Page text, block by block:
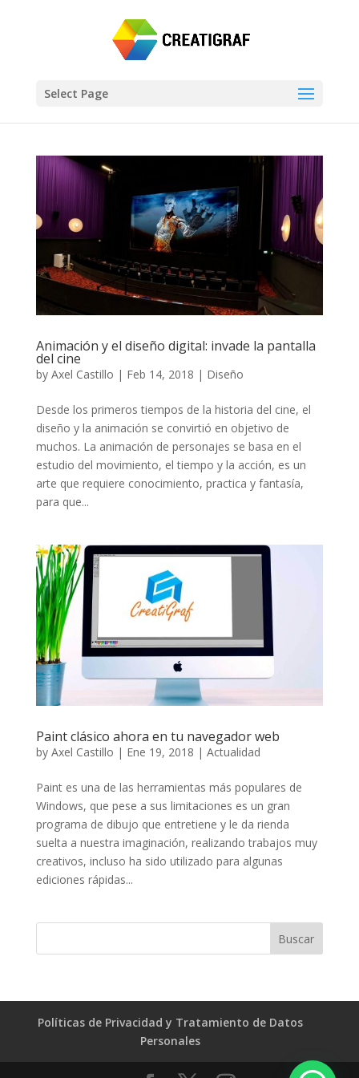
Select Page
Animación y el diseño digital: invade la pantalla
del cine
by Axel Castillo | Feb 14, 2018 | Diseño
Desde los primeros tiempos de la historia del cine, el
diseño y la animación se convirtió en objetivo de
muchos. La animación de personajes se basa en el
estudio del movimiento, el tiempo y la acción, es un
arte que requiere conocimiento, practica y fantasía,
para que...
Paint clásico ahora en tu navegador web
by Axel Castillo | Ene 19, 2018 | Actualidad
Paint es una de las herramientas más populares de
Windows, que pese a sus limitaciones es un gran
programa de dibujo que entretiene y le da rienda
suelta a nuestra imaginación, realizando trabajos muy
creativos, incluso ha sido utilizado para algunas
ediciones rápidas...
Políticas de Privacidad y Tratamiento de Datos
Personales